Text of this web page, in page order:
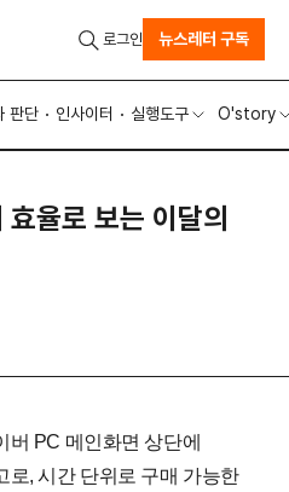
판단 인사이터 실행도구 O'story
로그인 뉴스레터 구독
율로 보는 이달의
버 PC 메인화면 상단에
로, 시간 단위로 구매 가능한